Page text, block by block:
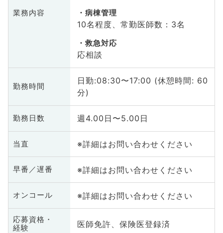
業務内容 病棟管理
10名程度、常勤医師数：3名
救急対応
応相談
勤務時間
日勤:08:30〜17:00 (休憩時間: 60
分)
勤務日数 週4.00日〜5.00日
当直 ※詳細はお問い合わせください
早番／遅番 ※詳細はお問い合わせください
オンコール ※詳細はお問い合わせください
応募資格・
経験
医師免許、保険医登録済